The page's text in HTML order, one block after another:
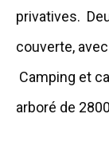
privatives.
couverte,
Camping et
arboré de